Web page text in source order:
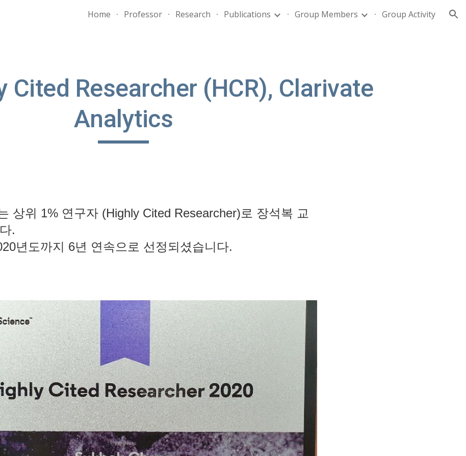
Skip to navigation
Home Professor Research Publications Group Members Group Activity
Cited Researcher (HCR), Clarivate
Analytics
상위 1% 연구자 (Highly Cited Researcher)로 장석복 교
.
년도까지 6년 연속으로 선정되셨습니다.